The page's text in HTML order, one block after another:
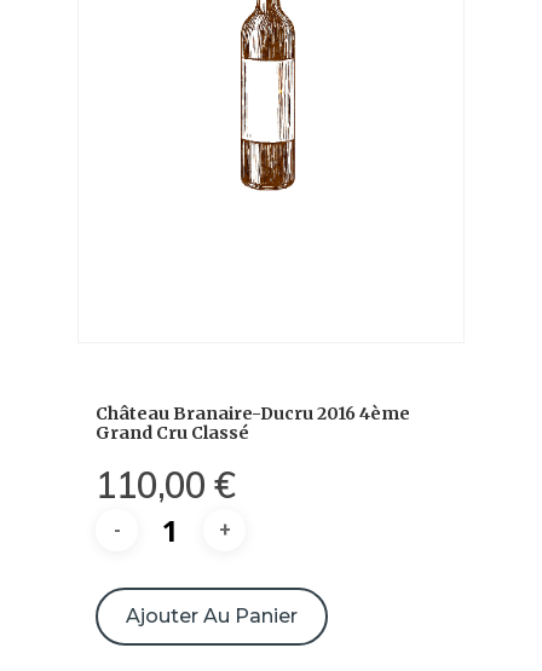
Château Branaire-Ducru 2016 4ème
Grand Cru Classé
110,00 €
de
Château
Ajouter Au Panier